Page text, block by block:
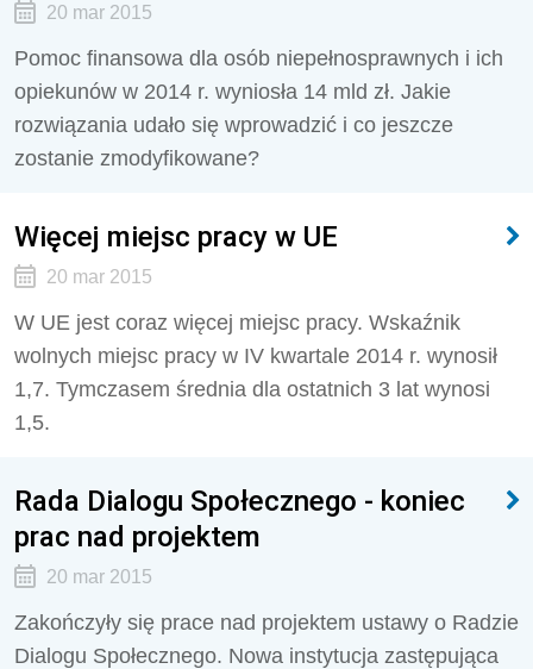
20 mar 2015
Pomoc finansowa dla osób niepełnosprawnych i ich
opiekunów w 2014 r. wyniosła 14 mld zł. Jakie
rozwiązania udało się wprowadzić i co jeszcze
zostanie zmodyfikowane?
Więcej miejsc pracy w UE
20 mar 2015
W UE jest coraz więcej miejsc pracy. Wskaźnik
wolnych miejsc pracy w IV kwartale 2014 r. wynosił
1,7. Tymczasem średnia dla ostatnich 3 lat wynosi
1,5.
Rada Dialogu Społecznego - koniec
prac nad projektem
20 mar 2015
Zakończyły się prace nad projektem ustawy o Radzie
Dialogu Społecznego. Nowa instytucja zastępująca